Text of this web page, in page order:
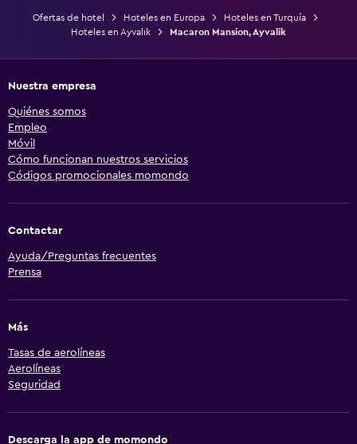
Ofertas de hotel Hoteles en Europa
Hoteles en Turquía
Hoteles en Ayvalık
Macaron Mansion, Ayvalik
Nuestra empresa
Quiénes somos
Empleo
Móvil
Cómo funcionan nuestros servicios
Códigos promocionales momondo
Contactar
Ayuda/Preguntas frecuentes
Prensa
Más
Tasas de aerolíneas
Aerolíneas
Seguridad
Descarga la app de momondo